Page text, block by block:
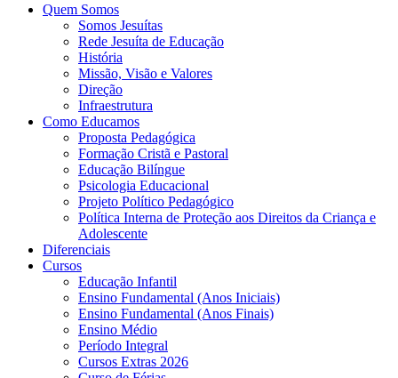
Quem Somos
Somos Jesuítas
Rede Jesuíta de Educação
História
Missão, Visão e Valores
Direção
Infraestrutura
Como Educamos
Proposta Pedagógica
Formação Cristã e Pastoral
Educação Bilíngue
Psicologia Educacional
Projeto Político Pedagógico
Política Interna de Proteção aos Direitos da Criança e
Adolescente
Diferenciais
Cursos
Educação Infantil
Ensino Fundamental (Anos Iniciais)
Ensino Fundamental (Anos Finais)
Ensino Médio
Período Integral
Cursos Extras 2026